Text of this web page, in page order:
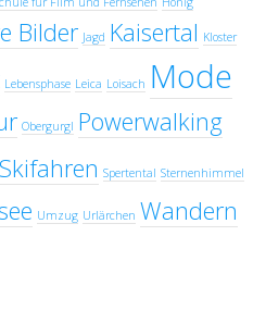
Bilder Jagd Kaisertal Kloster
Lebensphase Leica Loisach Mode
Obergurgl Powerwalking
Skifahren Spertental Sternenhimmel
Umzug Urlärchen Wandern